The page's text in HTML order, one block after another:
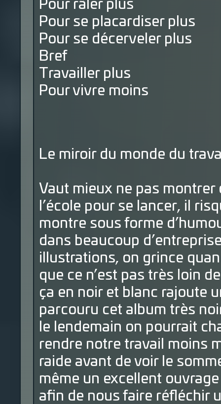
Pour râler plus
Pour se placardiser plus
Pour se décerveler plus
Bref
Travailler plus
Pour vivre moins
Le miroir du monde du
Vaut mieux ne pas montrer
l’école pour se lancer, il
montre sous forme
dans beaucoup
illustrations, on grince
que ce n’est pas très loin
ça en noir et blanc rajoute
parcouru cet album très
le lendemain on pourrait
rendre notre travail moins
raide avant de voir le
même un excellent
afin de nous faire réfléchir